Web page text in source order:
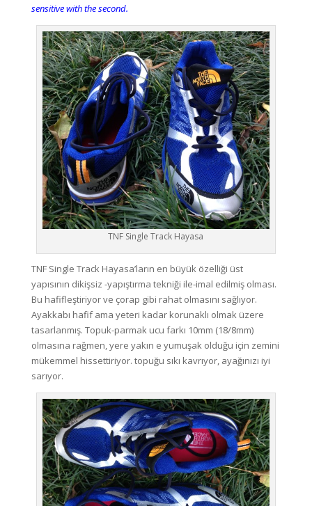
sensitive with the second.
TNF Single Track Hayasa
TNF Single Track Hayasa’ların en büyük özelliği üst
yapısının dikişsiz -yapıştırma tekniği ile-imal edilmiş olması.
Bu hafifleştiriyor ve çorap gibi rahat olmasını sağlıyor.
Ayakkabı hafif ama yeteri kadar korunaklı olmak üzere
tasarlanmış. Topuk-parmak ucu farkı 10mm (18/8mm)
olmasına rağmen, yere yakın e yumuşak olduğu için zemini
mükemmel hissettiriyor. topuğu sıkı kavrıyor, ayağınızı iyi
sarıyor.